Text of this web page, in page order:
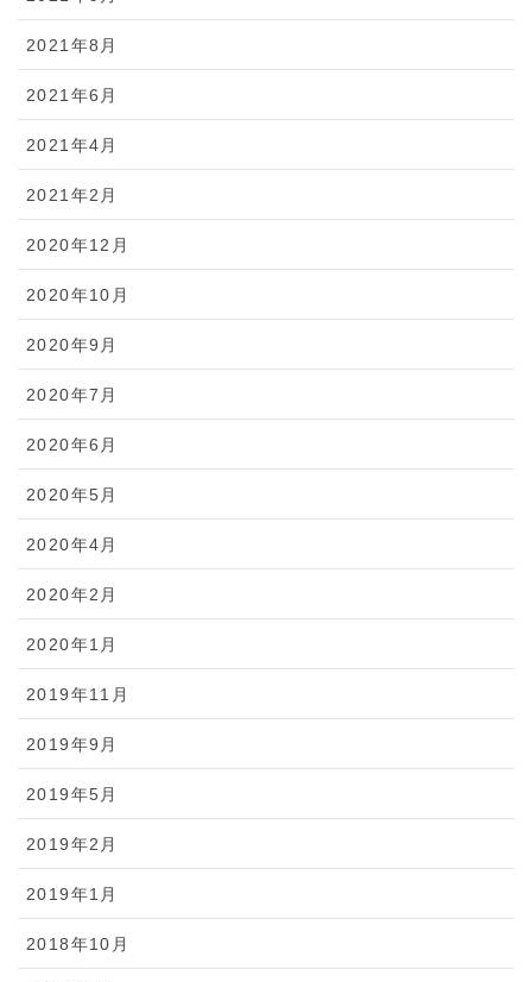
2021年8月
2021年6月
2021年4月
2021年2月
2020年12月
2020年10月
2020年9月
2020年7月
2020年6月
2020年5月
2020年4月
2020年2月
2020年1月
2019年11月
2019年9月
2019年5月
2019年2月
2019年1月
2018年10月